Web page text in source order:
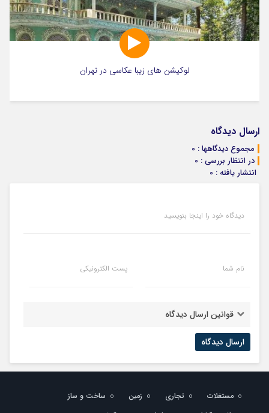
لوکیشن های زیبا عکاسی در تهران
ارسال دیدگاه
مجموع دیدگاهها : 0
در انتظار بررسی : 0
انتشار یافته : 0
دیدگاه خود را اینجا بنویسید
نام شما پست الکترونیکی
قوانین ارسال دیدگاه
مستغلات تجاری زمین
ساخت و ساز